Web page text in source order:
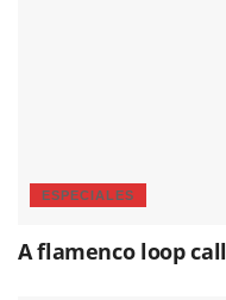
ESPECIALES
A flamenco loop